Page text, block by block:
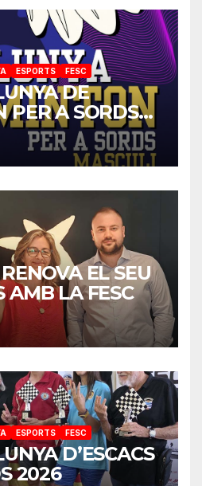
ESPORTS FESC
DE
A SORDS
EL SEU
AMB LA FESC
ESPORTS FESC
D’ESCACS
2026